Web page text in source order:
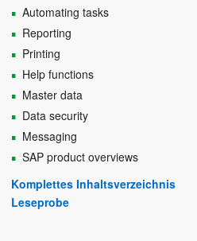
Automating tasks
Reporting
Printing
Help functions
Master data
Data security
Messaging
SAP product overviews
Komplettes Inhaltsverzeichnis
Leseprobe